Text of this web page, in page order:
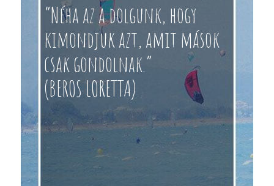
“Néha az a dolgunk, hogy
kimondjuk azt, amit mások
csak gondolnak.”
(BEROS LORETTA)